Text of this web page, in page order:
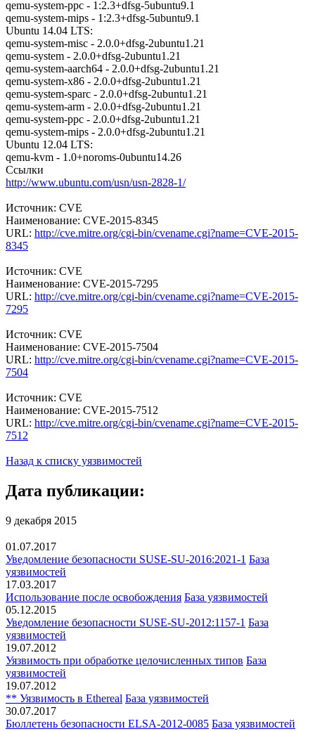
qemu-system-ppc - 1:2.3+dfsg-5ubuntu9.1
qemu-system-mips - 1:2.3+dfsg-5ubuntu9.1
Ubuntu 14.04 LTS:
qemu-system-misc - 2.0.0+dfsg-2ubuntu1.21
qemu-system - 2.0.0+dfsg-2ubuntu1.21
qemu-system-aarch64 - 2.0.0+dfsg-2ubuntu1.21
qemu-system-x86 - 2.0.0+dfsg-2ubuntu1.21
qemu-system-sparc - 2.0.0+dfsg-2ubuntu1.21
qemu-system-arm - 2.0.0+dfsg-2ubuntu1.21
qemu-system-ppc - 2.0.0+dfsg-2ubuntu1.21
qemu-system-mips - 2.0.0+dfsg-2ubuntu1.21
Ubuntu 12.04 LTS:
qemu-kvm - 1.0+noroms-0ubuntu14.26
Ссылки
http://www.ubuntu.com/usn/usn-2828-1/
Источник: CVE
Наименование: CVE-2015-8345
URL: http://cve.mitre.org/cgi-bin/cvename.cgi?name=CVE-2015-
8345
Источник: CVE
Наименование: CVE-2015-7295
URL: http://cve.mitre.org/cgi-bin/cvename.cgi?name=CVE-2015-
7295
Источник: CVE
Наименование: CVE-2015-7504
URL: http://cve.mitre.org/cgi-bin/cvename.cgi?name=CVE-2015-
7504
Источник: CVE
Наименование: CVE-2015-7512
URL: http://cve.mitre.org/cgi-bin/cvename.cgi?name=CVE-2015-
7512
Назад к списку уязвимостей
Дата публикации:
9 декабря 2015
01.07.2017
Уведомление безопасности SUSE-SU-2016:2021-1 База
уязвимостей
17.03.2017
Использование после освобождения База уязвимостей
05.12.2015
Уведомление безопасности SUSE-SU-2012:1157-1 База
уязвимостей
19.07.2012
Уязвимость при обработке целочисленных типов База
уязвимостей
19.07.2012
** Уязвимость в Ethereal База уязвимостей
30.07.2017
Бюллетень безопасности ELSA-2012-0085 База уязвимостей